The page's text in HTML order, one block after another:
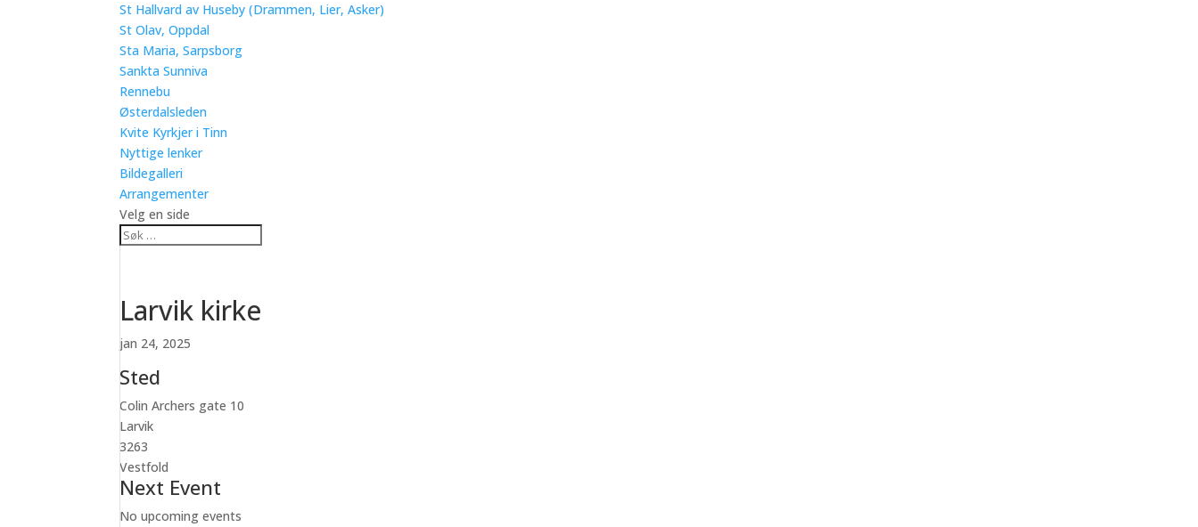
St Hallvard av Huseby (Drammen, Lier, Asker)
St Olav, Oppdal
Sta Maria, Sarpsborg
Sankta Sunniva
Rennebu
Østerdalsleden
Kvite Kyrkjer i Tinn
Nyttige lenker
Bildegalleri
Arrangementer
Velg en side
Larvik kirke
jan 24, 2025
Sted
Colin Archers gate 10
Larvik
3263
Vestfold
Next Event
No upcoming events